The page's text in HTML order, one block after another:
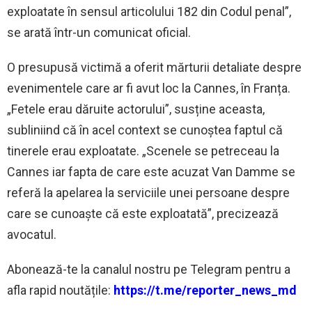
exploatate în sensul articolului 182 din Codul penal”,
se arată într-un comunicat oficial.
O presupusă victimă a oferit mărturii detaliate despre
evenimentele care ar fi avut loc la Cannes, în Franța.
„Fetele erau dăruite actorului”, susține aceasta,
subliniind că în acel context se cunoștea faptul că
tinerele erau exploatate. „Scenele se petreceau la
Cannes iar fapta de care este acuzat Van Damme se
referă la apelarea la serviciile unei persoane despre
care se cunoaște că este exploatată”, precizează
avocatul.
‍Abonează-te la canalul nostru pe Telegram pentru a
afla rapid noutățile: https://t.me/reporter_news_md